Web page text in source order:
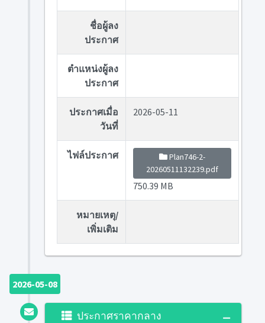
ชื่อผู้ลง
ประกาศ
ตำแหน่งผู้ลง
ประกาศ
ประกาศเมื่อ
วันที่
2026-05-11
ไฟล์ประกาศ
Plan746-2-
20260511132239.pdf
750.39 MB
หมายเหตุ/
เพิ่มเติม
2026-05-08
ประกาศราคากลาง